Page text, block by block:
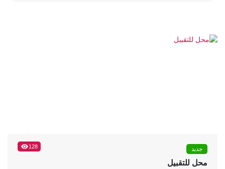
128 جديد
محل للتقبيل